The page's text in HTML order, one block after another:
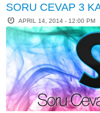
SORU CEVAP 3
APRIL 14, 2014 - 12:00 PM